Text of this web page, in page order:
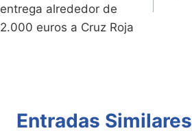
entradas
entrega alrededor de
2.000 euros a Cruz Roja
Entradas Similares